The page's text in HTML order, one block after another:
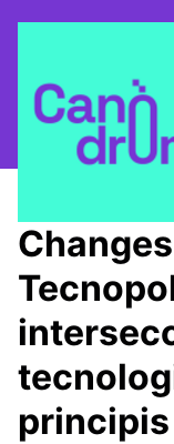
Trobades
principis